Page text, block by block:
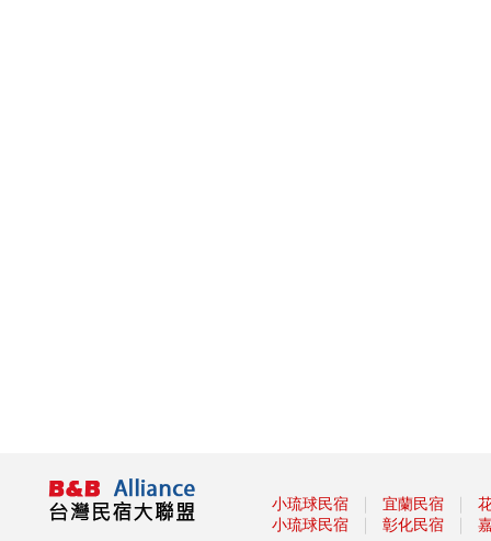
趣
2020關子嶺溫泉美食節
小琉球民宿 ｜ 宜蘭民宿 ｜
小琉球民宿
｜ 彰化民宿 ｜